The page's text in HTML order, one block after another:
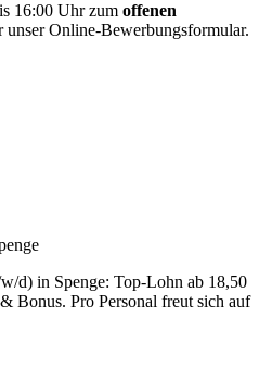
16:00 Uhr zum offenen
unser Online-Bewerbungsformular.
d) in Spenge: Top-Lohn ab 18,50
Bonus. Pro Personal freut sich auf